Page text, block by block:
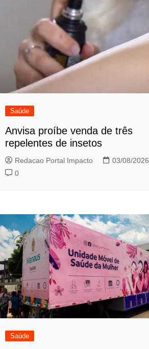
Saúde
Anvisa proíbe venda de três
repelentes de insetos
Redacao Portal Impacto
03/08/2026
0
Saúde